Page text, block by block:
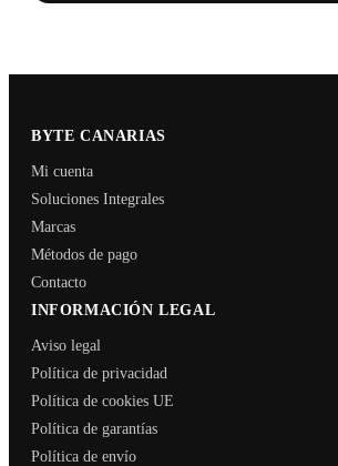
BYTE CANARIAS
Mi cuenta
Soluciones Integrales
Marcas
Métodos de pago
Contacto
INFORMACIÓN LEGAL
Aviso legal
Política de privacidad
Política de cookies UE
Política de garantías
Política de envío